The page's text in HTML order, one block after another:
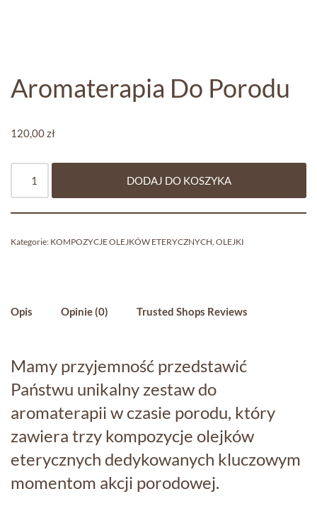
Aromaterapia Do Porodu
120,00zł
DODAJ DO KOSZYKA
Kategorie: KOMPOZYCJE OLEJKÓW ETERYCZNYCH OLEJKI
Opis Opinie (0) Trusted Shops Reviews
Mamy przyjemność przedstawić
Państwu unikalny zestaw do
aromaterapii w czasie porodu, który
zawiera trzy kompozycje olejków
eterycznych dedykowanych kluczowym
momentom akcji porodowej.